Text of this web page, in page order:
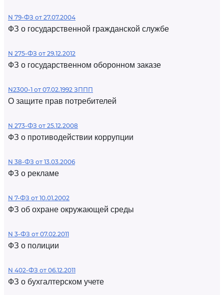
N 79-ФЗ от 27.07.2004
ФЗ о государственной гражданской службе
N 275-ФЗ от 29.12.2012
ФЗ о государственном оборонном заказе
N2300-1 от 07.02.1992 ЗППП
О защите прав потребителей
N 273-ФЗ от 25.12.2008
ФЗ о противодействии коррупции
N 38-ФЗ от 13.03.2006
ФЗ о рекламе
N 7-ФЗ от 10.01.2002
ФЗ об охране окружающей среды
N 3-ФЗ от 07.02.2011
ФЗ о полиции
N 402-ФЗ от 06.12.2011
ФЗ о бухгалтерском учете